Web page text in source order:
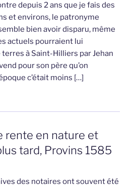
depuis 2 ans que je fais des
et environs, le patronyme
bien avoir disparu, même
actuels pourraient lui
à Saint-Hilliers par Jehan
pour son père qu’on
c’était moins […]
rente en nature et
tard, Provins 1585
des notaires ont souvent été